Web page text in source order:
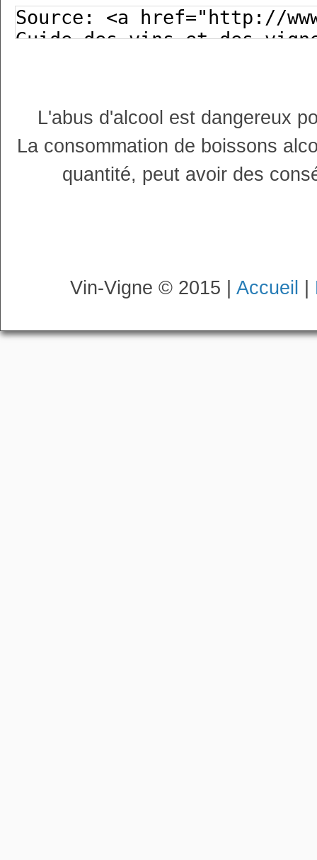
L'abus d'alcool est dangereux
La consommation de boissons
quantité, peut avoir des
Vin-Vigne © 2015 | Accueil